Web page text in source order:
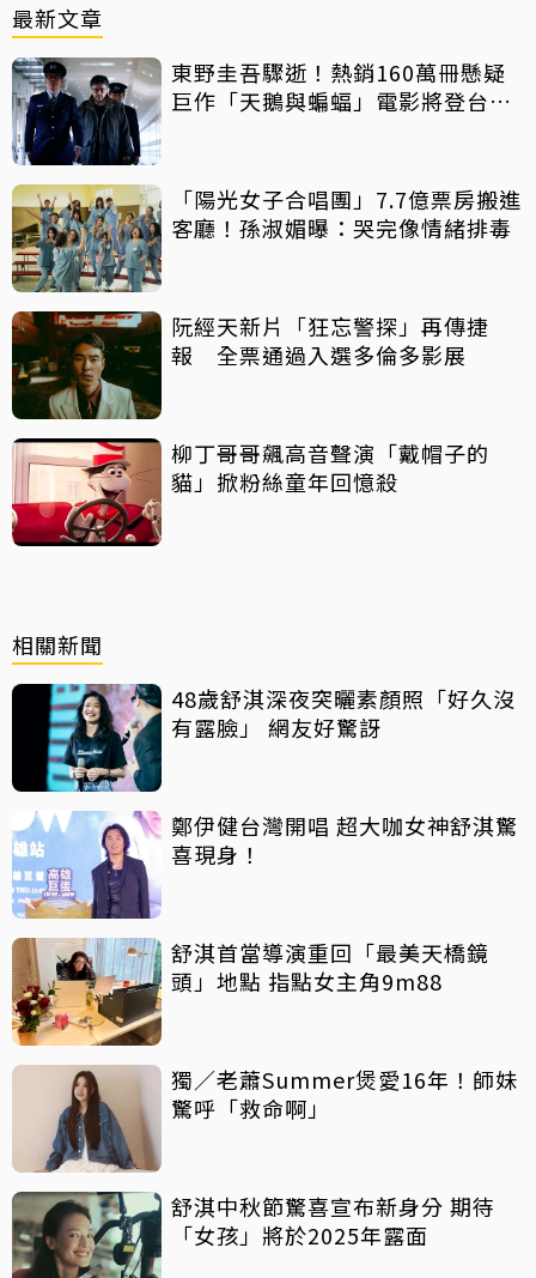
最新文章
東野圭吾驟逝！熱銷160萬冊懸疑
巨作「天鵝與蝙蝠」電影將登台上
「陽光女子合唱團」7.7億票房搬進
客廳！孫淑媚曝：哭完像情緒排毒
阮經天新片「狂忘警探」再傳捷
報 全票通過入選多倫多影展
柳丁哥哥飆高音聲演「戴帽子的
貓」掀粉絲童年回憶殺
相關新聞
48歲舒淇深夜突曬素顏照「好久沒
有露臉」 網友好驚訝
鄭伊健台灣開唱 超大咖女神舒淇驚
喜現身！
舒淇首當導演重回「最美天橋鏡
頭」地點 指點女主角9m88
獨／老蕭Summer煲愛16年！師妹
驚呼「救命啊」
舒淇中秋節驚喜宣布新身分 期待
「女孩」將於2025年露面